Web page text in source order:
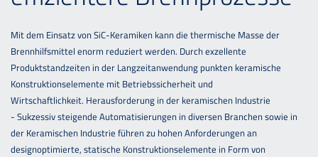
Mit dem Einsatz von SiC-Keramiken kann die thermische Masse der
Brennhilfsmittel enorm reduziert werden. Durch exzellente
Produktstandzeiten in der Langzeitanwendung punkten keramische
Konstruktionselemente mit Betriebssicherheit und
Wirtschaftlichkeit. Herausforderung in der keramischen Industrie
- Sukzessiv steigende Automatisierungen in diversen Branchen sowie in
der Keramischen Industrie führen zu hohen Anforderungen an
designoptimierte, statische Konstruktionselemente in Form von